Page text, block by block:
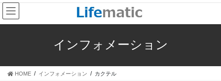
コ
ン
テ
ス
ナ
ビ
ゲ
ン
インフォメーション
HOME インフォメーション カクテル